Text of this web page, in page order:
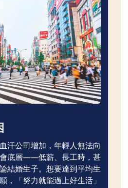
汗公司增加，年輕人無法向
底層——低薪、長工時，甚
結婚生子。想要達到平均生
，「努力就能過上好生活」